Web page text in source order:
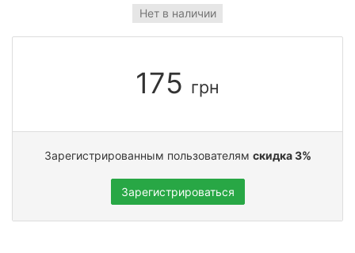
Нет в наличии
175 грн
Зарегистрированным пользователям скидка 3%
Зарегистрироваться